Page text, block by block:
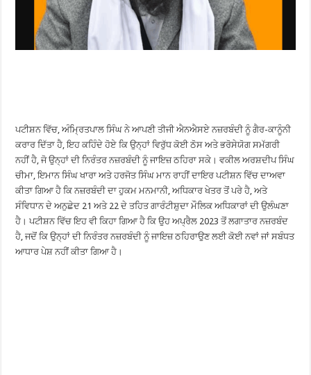
ਪਟੀਸ਼ਨ ਵਿੱਚ, ਅੰਮ੍ਰਿਤਪਾਲ ਸਿੰਘ ਨੇ ਆਪਣੀ ਤੀਜੀ ਐਨਐਸਏ ਨਜ਼ਰਬੰਦੀ ਨੂੰ ਗੈਰ-ਕਾਨੂੰਨੀ
ਕਰਾਰ ਦਿੱਤਾ ਹੈ, ਇਹ ਕਹਿੰਦੇ ਹੋਏ ਕਿ ਉਨ੍ਹਾਂ ਵਿਰੁੱਧ ਕੋਈ ਠੋਸ ਅਤੇ ਭਰੋਸੇਯੋਗ ਸਮੱਗਰੀ
ਨਹੀਂ ਹੈ, ਜੋ ਉਨ੍ਹਾਂ ਦੀ ਨਿਰੰਤਰ ਨਜ਼ਰਬੰਦੀ ਨੂੰ ਜਾਇਜ਼ ਠਹਿਰਾ ਸਕੇ। ਵਕੀਲ ਅਰਸ਼ਦੀਪ ਸਿੰਘ
ਚੀਮਾ, ਇਮਾਨ ਸਿੰਘ ਖਾਰਾ ਅਤੇ ਹਰਜੋਤ ਸਿੰਘ ਮਾਨ ਰਾਹੀਂ ਦਾਇਰ ਪਟੀਸ਼ਨ ਵਿੱਚ ਦਾਅਵਾ
ਕੀਤਾ ਗਿਆ ਹੈ ਕਿ ਨਜ਼ਰਬੰਦੀ ਦਾ ਹੁਕਮ ਮਨਮਾਨੀ, ਅਧਿਕਾਰ ਖੇਤਰ ਤੋਂ ਪਰੇ ਹੈ, ਅਤੇ
ਸੰਵਿਧਾਨ ਦੇ ਅਨੁਛੇਦ 21 ਅਤੇ 22 ਦੇ ਤਹਿਤ ਗਾਰੰਟੀਸ਼ੁਦਾ ਮੌਲਿਕ ਅਧਿਕਾਰਾਂ ਦੀ ਉਲੰਘਣਾ
ਹੈ। ਪਟੀਸ਼ਨ ਵਿੱਚ ਇਹ ਵੀ ਕਿਹਾ ਗਿਆ ਹੈ ਕਿ ਉਹ ਅਪ੍ਰੈਲ 2023 ਤੋਂ ਲਗਾਤਾਰ ਨਜ਼ਰਬੰਦ
ਹੈ, ਜਦੋਂ ਕਿ ਉਨ੍ਹਾਂ ਦੀ ਨਿਰੰਤਰ ਨਜ਼ਰਬੰਦੀ ਨੂੰ ਜਾਇਜ਼ ਠਹਿਰਾਉਣ ਲਈ ਕੋਈ ਨਵਾਂ ਜਾਂ ਸਬੰਧਤ
ਆਧਾਰ ਪੇਸ਼ ਨਹੀਂ ਕੀਤਾ ਗਿਆ ਹੈ।